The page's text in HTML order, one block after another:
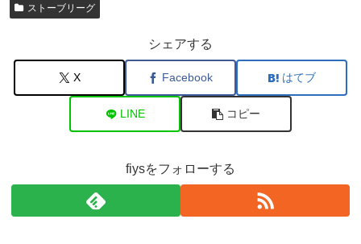
ストーブリーグ
シェアする
X Facebook はてブ
LINE コピー
fiysをフォローする